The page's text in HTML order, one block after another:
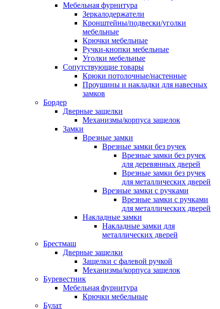
Мебельная фурнитура
Зеркалодержатели
Кронштейны/подвески/уголки
мебельные
Крючки мебельные
Ручки-кнопки мебельные
Уголки мебельные
Сопутствующие товары
Крюки потолочные/настенные
Проушины и накладки для навесных
замков
Бордер
Дверные защелки
Механизмы/корпуса защелок
Замки
Врезные замки
Врезные замки без ручек
Врезные замки без ручек
для деревянных дверей
Врезные замки без ручек
для металлических дверей
Врезные замки с ручками
Врезные замки с ручками
для металлических дверей
Накладные замки
Накладные замки для
металлических дверей
Брестмаш
Дверные защелки
Защелки с фалевой ручкой
Механизмы/корпуса защелок
Буревестник
Мебельная фурнитура
Крючки мебельные
Булат